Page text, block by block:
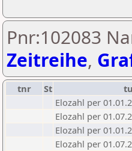
Pnr:102083
Zeitreihe,
tnr St
Elozahl per
Elozahl per
Elozahl per
Elozahl per